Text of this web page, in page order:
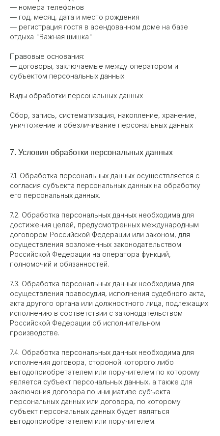
— номера телефонов
— год, месяц, дата и место рождения
— регистрация гостя в арендованном доме на базе
отдыха "Важная шишка"
Правовые основания:
— договоры, заключаемые между оператором и
субъектом персональных данных
Виды обработки персональных данных
Сбор, запись, систематизация, накопление, хранение,
уничтожение и обезличивание персональных данных
7. Условия обработки персональных данных
7.1. Обработка персональных данных осуществляется с
согласия субъекта персональных данных на обработку
его персональных данных.
7.2. Обработка персональных данных необходима для
достижения целей, предусмотренных международным
договором Российской Федерации или законом, для
осуществления возложенных законодательством
Российской Федерации на оператора функций,
полномочий и обязанностей.
7.3. Обработка персональных данных необходима для
осуществления правосудия, исполнения судебного акта,
акта другого органа или должностного лица, подлежащих
исполнению в соответствии с законодательством
Российской Федерации об исполнительном
производстве.
7.4. Обработка персональных данных необходима для
исполнения договора, стороной которого либо
выгодоприобретателем или поручителем по которому
является субъект персональных данных, а также для
заключения договора по инициативе субъекта
персональных данных или договора, по которому
субъект персональных данных будет являться
выгодоприобретателем или поручителем.